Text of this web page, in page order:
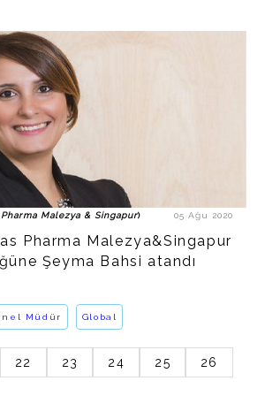
Malezya & Singapur) 05 Ağu 2020
Pharma Malezya&Singapur
Şeyma Bahsi atandı
Müdür Global
Malezya&Singapur Genel Müdürü
https://www.linkedin.com/in/seymabahsi/
Astellas Pharma Malezya & Singapur
İlaç/Sağlık
http://www.astellas.com
22 23 24 25 26